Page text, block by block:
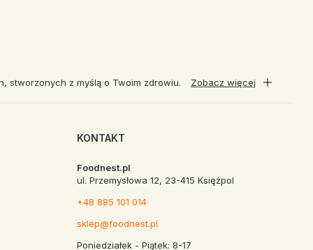
stworzonych z myślą o Twoim zdrowiu. Zobacz więcej
KONTAKT
Foodnest.pl
ul. Przemysłowa 12, 23-415 Księżpol
+48 885 101 014
sklep@foodnest.pl
Poniedziałek - Piątek: 8-17